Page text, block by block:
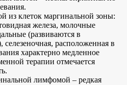
из клеток маргинальной зоны:
железа, молочные
(развиваются в
селезеночная, расположенная в
характерно медленное
терапии отмечается
лимфомой – редкая